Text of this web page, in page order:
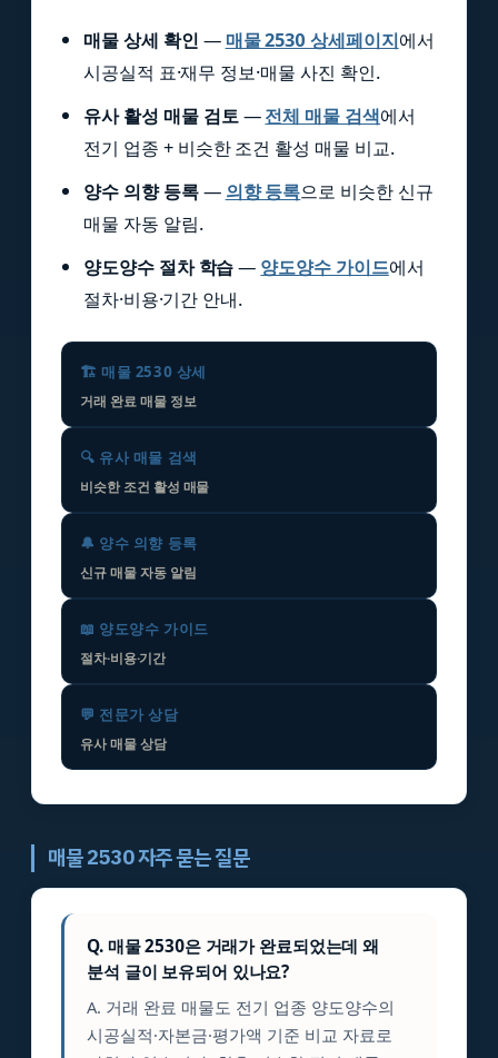
매물 상세 확인 — 매물 2530 상세페이지에서
시공실적 표·재무 정보·매물 사진 확인.
유사 활성 매물 검토—전체 매물 검색에서
전기 업종 + 비슷한 조건 활성 매물 비교.
양수 의향 등록— 의향 등록으로 비슷한 신규
매물 자동 알림.
양도양수 절차 학습— 양도양수 가이드에서
절차·비용·기간 안내.
🏗️ 매물 2530 상세
거래 완료 매물 정보
🔍 유사 매물 검색
비슷한 조건 활성 매물
🔔 양수 의향 등록
신규 매물 자동 알림
📖 양도양수 가이드
절차·비용·기간
💬 전문가 상담
유사 매물 상담
매물 2530 자주 묻는 질문
Q. 매물 2530은 거래가 완료되었는데 왜
분석 글이 보유되어 있나요?
A. 거래 완료 매물도 전기 업종 양도양수의
시공실적·자본금·평가액 기준 비교 자료로